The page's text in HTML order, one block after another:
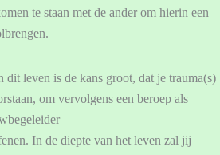
te staan met de ander om hierin een
dit leven is de kans groot, dat je trauma(s)
om vervolgens een beroep als
In de diepte van het leven zal jij